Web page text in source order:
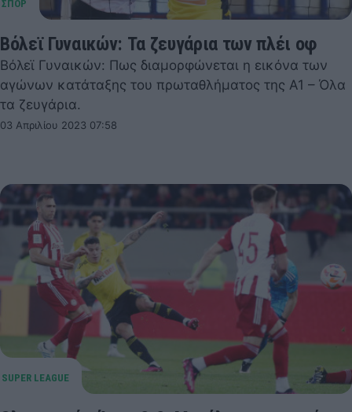
Βόλεϊ Γυναικών: Τα ζευγάρια των πλέι οφ
Βόλεϊ Γυναικών: Πως διαμορφώνεται η εικόνα των
αγώνων κατάταξης του πρωταθλήματος της Α1 – Όλα
τα ζευγάρια.
03 Απριλίου 2023 07:58